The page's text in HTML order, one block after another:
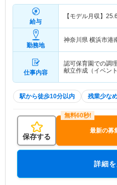
給与
【モデル月収】 25.6
勤務地
神奈川県 横浜市港
仕事内容
認可保育園での調
献立作成（イベン
駅から徒歩10分以内 残業少な
保存する
最新の募
詳細